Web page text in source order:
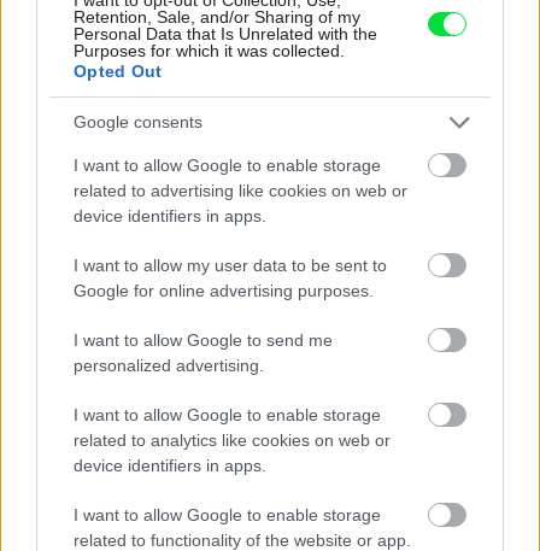
Retention, Sale, and/or Sharing of my
Personal Data that Is Unrelated with the
Purposes for which it was collected.
Opted Out
Google consents
I want to allow Google to enable storage
related to advertising like cookies on web or
device identifiers in apps.
I want to allow my user data to be sent to
Google for online advertising purposes.
I want to allow Google to send me
personalized advertising.
I want to allow Google to enable storage
related to analytics like cookies on web or
device identifiers in apps.
I want to allow Google to enable storage
related to functionality of the website or app.
Najnovšie časopisy
Môj dom 07-08/2026